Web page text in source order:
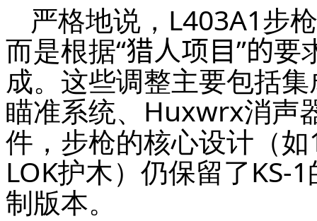
严格地说，L403A1步
而是根据“猎人项目”的要
成。这些调整主要包括
瞄准系统、Huxwrx消声
件，步枪的核心设计（
LOK护木）仍保留了KS-
制版本。